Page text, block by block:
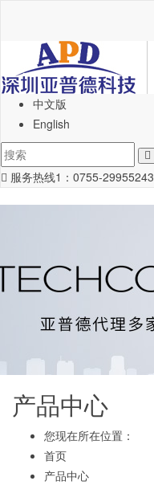
中文版
English
服务热线1： 0755-29955243
产品中心
您现在所在位置：
首页
产品中心